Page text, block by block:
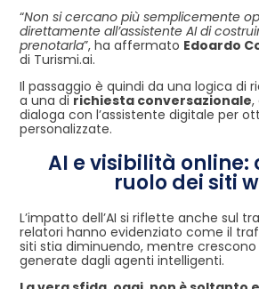
“Non si cercano più semplicemente
direttamente all’assistente AI di
prenotarla”, ha affermato Edoardo
di Turismi.ai.
Il passaggio è quindi da una logica di
a una di richiesta conversazionale,
dialoga con l’assistente digitale per
personalizzate.
AI e visibilità
ruolo dei siti
L’impatto dell’AI si riflette anche sul
relatori hanno evidenziato come il
siti stia diminuendo, mentre crescono
generate dagli agenti intelligenti.